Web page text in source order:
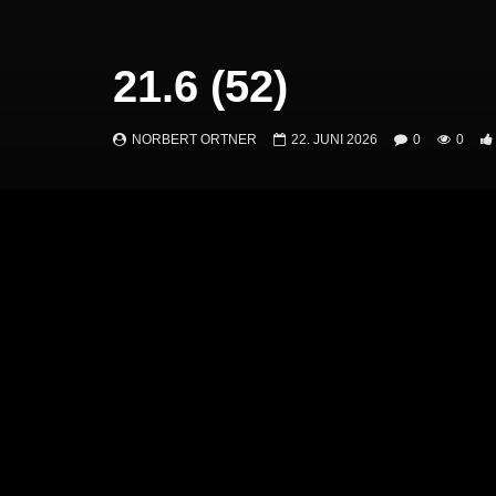
21.6 (52)
NORBERT ORTNER 22. JUNI 2026 0 0